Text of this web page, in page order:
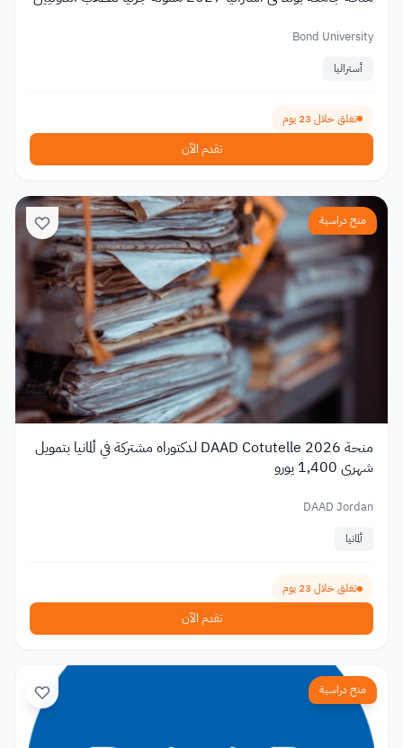
Bond University
أستراليا
تغلق خلال 23 يوم
تقدم الآن
منح دراسية
منحة DAAD Cotutelle 2026 لدكتوراه مشتركة في ألمانيا بتمويل
شهري 1,400 يورو
DAAD Jordan
ألمانيا
تغلق خلال 23 يوم
تقدم الآن
منح دراسية